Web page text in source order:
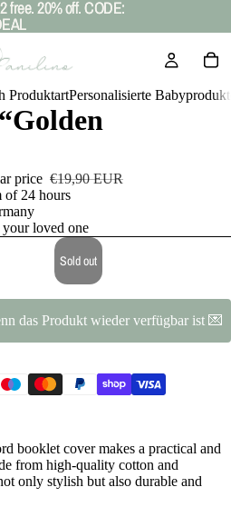
free. 20% off. CODE:
free. 20% off. CODE:
ProduktartPersonalisierte
price €19,90 EUR
of 24 hours
your loved one
Sold out
das Produkt wieder verfügbar ist 💌
booklet cover makes a practical and
from high-quality cotton and
only stylish but also durable and